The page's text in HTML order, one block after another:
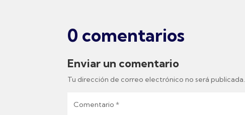
0 comentarios
Enviar un comentario
Tu dirección de correo electrónico no será publicada.